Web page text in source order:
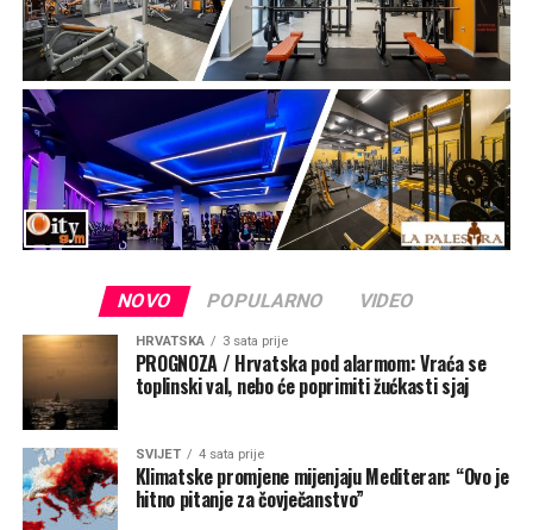
NOVO POPULARNO VIDEO
HRVATSKA 3 sata prije
PROGNOZA / Hrvatska pod alarmom: Vraća se
toplinski val, nebo će poprimiti žućkasti sjaj
SVIJET 4 sata prije
Klimatske promjene mijenjaju Mediteran: “Ovo je
hitno pitanje za čovječanstvo”